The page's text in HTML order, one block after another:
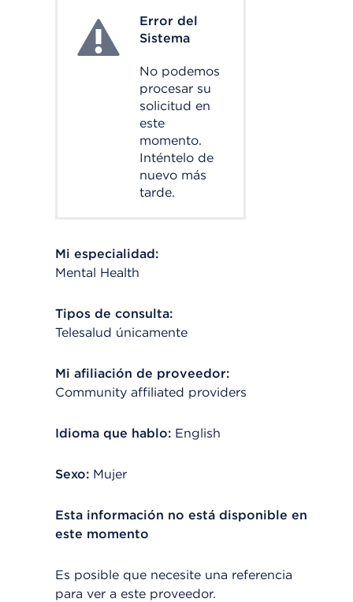
System ErrorError del
Sistema
No podemos
procesar su
solicitud en
este
momento.
Inténtelo de
nuevo más
tarde.
Mi especialidad:
Mental Health
Tipos de consulta:
Telesalud únicamente
Mi afiliación de proveedor:
Community affiliated providers
Idioma que hablo: English
Sexo: Mujer
Esta información no está disponible en
este momento
Es posible que necesite una referencia
para ver a este proveedor.